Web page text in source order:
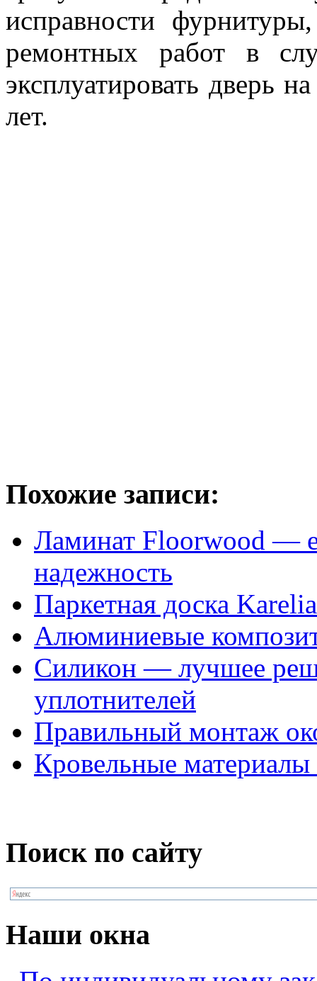
исправности
ремонтных работ в
эксплуатировать дверь
лет.
Похожие записи:
Ламинат Floorwood —
надежность
Паркетная доска Karelia
Алюминиевые
Силикон — лучшее
уплотнителей
Правильный монтаж
Кровельные материалы
Поиск по сайту
Наши окна